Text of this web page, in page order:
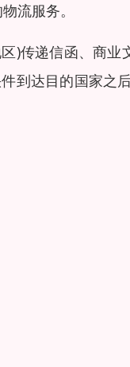
流服务。
)传递信函、商业
到达目的国家之